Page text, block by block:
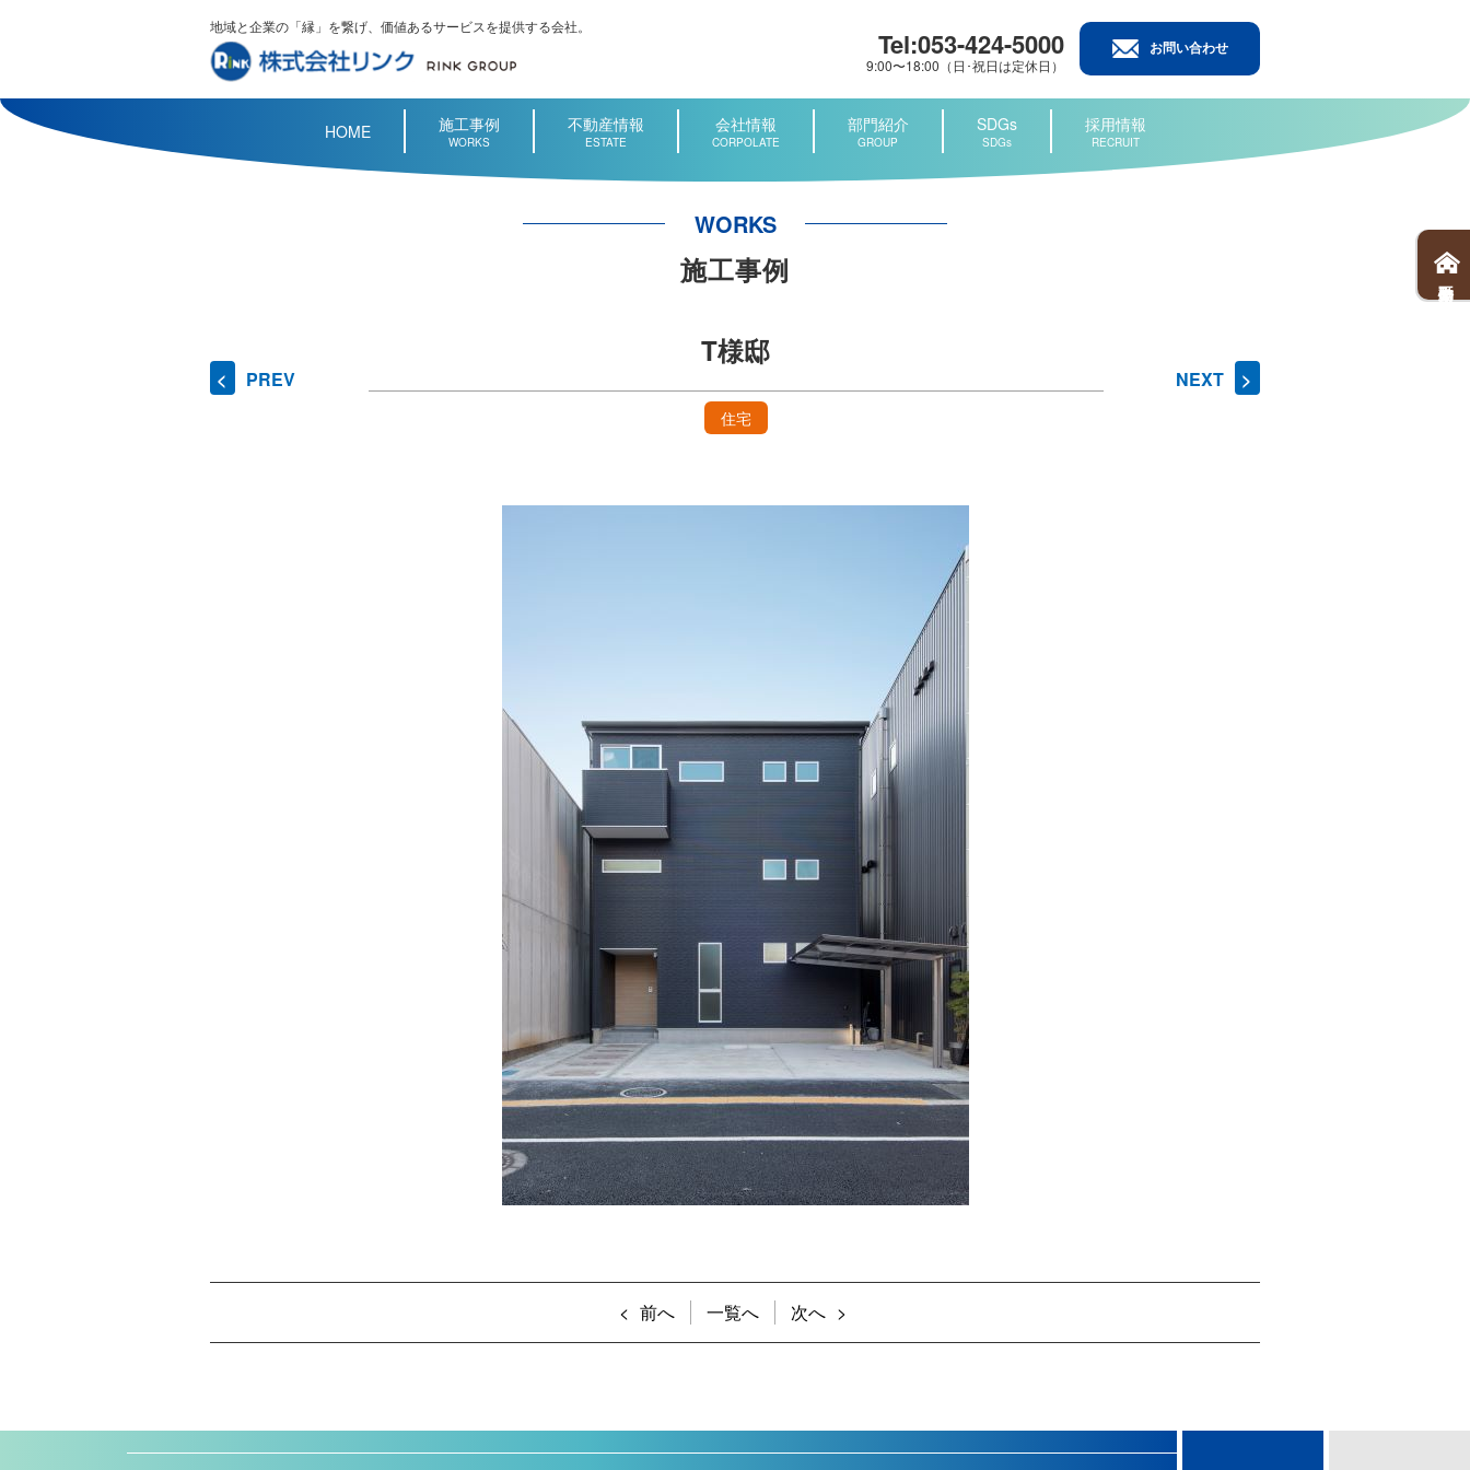
地域と企業の「縁」を繋げ、価値あるサービスを提供する会社。
Tel:053-424-5000
9:00〜18:00（日･祝日は定休日）
お問い合わせ
HOME 施工事例
WORKS
不動産情報
ESTATE
会社情報
CORPOLATE
部門紹介
GROUP
SDGs
SDGs
採用情報
RECRUIT
WORKS
施工事例
PREV
T様邸
住宅
NEXT
前へ 一覧へ 次へ